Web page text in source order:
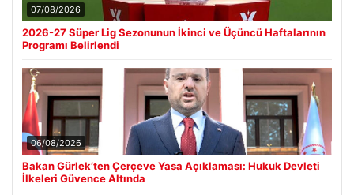
07/08/2026
2026-27 Süper Lig Sezonunun İkinci ve Üçüncü Haftalarının
Programı Belirlendi
06/08/2026
Bakan Gürlek’ten Çerçeve Yasa Açıklaması: Hukuk Devleti
İlkeleri Güvence Altında